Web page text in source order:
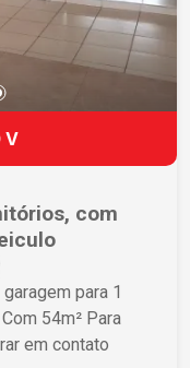
V
com
para 1
54m² Para
em contato